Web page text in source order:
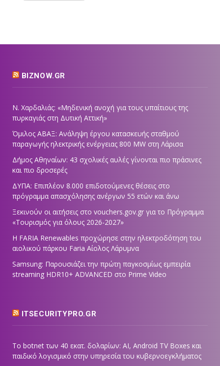
BIZNOW.GR
Ν. Χαρδαλιάς: «Μηδενική ανοχή για τους υπαίτιους της
πυρκαγιάς στη Δυτική Αττική»
Όμιλος ΑΒΑΞ: Ανάληψη έργου κατασκευής σταθμού
παραγωγής ηλεκτρικής ενέργειας 800 ΜW στη Λάρισα
Δήμος Αθηναίων: 43 σχολικές αυλές γίνονται πιο πράσινες
και πιο δροσερές
ΔΥΠΑ: Επιπλέον 8.000 επιδοτούμενες θέσεις στο
πρόγραμμα απασχόλησης ανέργων 55 ετών και άνω
Ξεκινούν οι αιτήσεις στο vouchers.gov.gr για το Πρόγραμμα
«Τουρισμός για όλους 2026-2027»
Η FARIA Renewables προχώρησε στην ηλεκτροδότηση του
αιολικού πάρκου Faria Αίολος Λάρυμνα
Samsung: Παρουσιάζει την πρώτη παγκοσμίως εμπειρία
streaming HDR10+ ADVANCED στο Prime Video
ITSECURITYPRO.GR
Το botnet των 40 εκατ. δολαρίων: AI, Android TV Boxes και
παιδικό λογισμικό στην υπηρεσία του κυβερνοεγκλήματος